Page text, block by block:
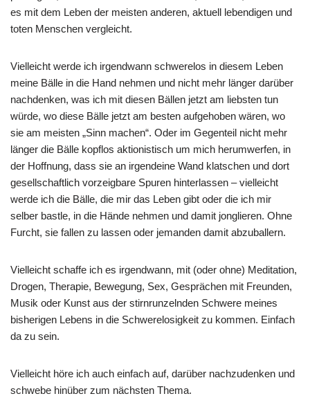
es mit dem Leben der meisten anderen, aktuell lebendigen und
toten Menschen vergleicht.
Vielleicht werde ich irgendwann schwerelos in diesem Leben
meine Bälle in die Hand nehmen und nicht mehr länger darüber
nachdenken, was ich mit diesen Bällen jetzt am liebsten tun
würde, wo diese Bälle jetzt am besten aufgehoben wären, wo
sie am meisten „Sinn machen“. Oder im Gegenteil nicht mehr
länger die Bälle kopflos aktionistisch um mich herumwerfen, in
der Hoffnung, dass sie an irgendeine Wand klatschen und dort
gesellschaftlich vorzeigbare Spuren hinterlassen – vielleicht
werde ich die Bälle, die mir das Leben gibt oder die ich mir
selber bastle, in die Hände nehmen und damit jonglieren. Ohne
Furcht, sie fallen zu lassen oder jemanden damit abzuballern.
Vielleicht schaffe ich es irgendwann, mit (oder ohne) Meditation,
Drogen, Therapie, Bewegung, Sex, Gesprächen mit Freunden,
Musik oder Kunst aus der stirnrunzelnden Schwere meines
bisherigen Lebens in die Schwerelosigkeit zu kommen. Einfach
da zu sein.
Vielleicht höre ich auch einfach auf, darüber nachzudenken und
schwebe hinüber zum nächsten Thema.